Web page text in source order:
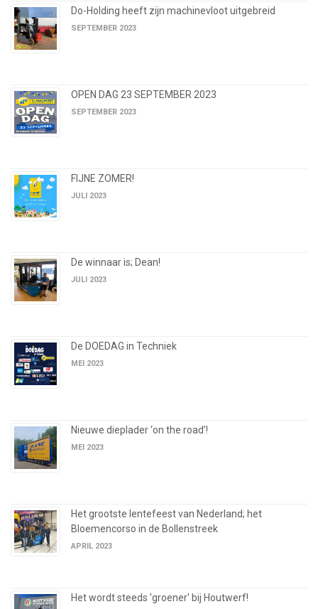
Do-Holding heeft zijn machinevloot uitgebreid
SEPTEMBER 2023
OPEN DAG 23 SEPTEMBER 2023
SEPTEMBER 2023
FIJNE ZOMER!
JULI 2023
De winnaar is; Dean!
JULI 2023
De DOEDAG in Techniek
MEI 2023
Nieuwe dieplader ‘on the road’!
MEI 2023
Het grootste lentefeest van Nederland; het
Bloemencorso in de Bollenstreek
APRIL 2023
Het wordt steeds 'groener' bij Houtwerf!